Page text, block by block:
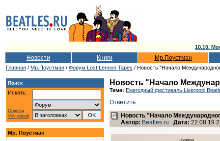
10.10.
Новости Книги Мр.Поустман
Главная / Мр.Поустман / Форум Lost Lennon Tapes / Новость "Начало
Поиск
Искать:
Советы
Vox populi
Мр. Поустман
Новость "Начало
Тема: Ежегодный фестиваль Liverpool
Ответить
Новость "Начало
Автор: Beatles.ru Дата: 22.08.19